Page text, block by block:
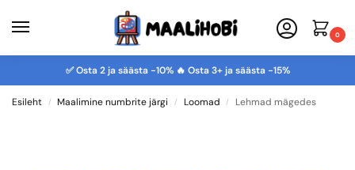
0
✅ Osta 2 ja säästa -10% 🔥 Osta 3+ ja säästa -15%
Esileht / Maalimine numbrite järgi / Loomad / Lehmad mägedes